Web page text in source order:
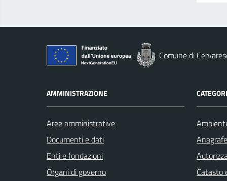
Comune di
AMMINISTRAZIONE
Aree amministrative
Documenti e dati
Enti e fondazioni
Organi di governo
Catasto